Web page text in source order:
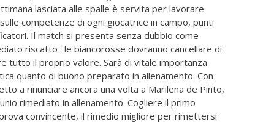
lasciata alle spalle è servita per lavorare
competenze di ogni giocatrice in campo, punti
Il match si presenta senza dubbio come
riscatto : le biancorosse dovranno cancellare di
tutto il proprio valore. Sarà di vitale importanza
quanto di buono preparato in allenamento. Con
a rinunciare ancora una volta a Marilena de Pinto,
rimediato in allenamento. Cogliere il primo
convincente, il rimedio migliore per rimettersi